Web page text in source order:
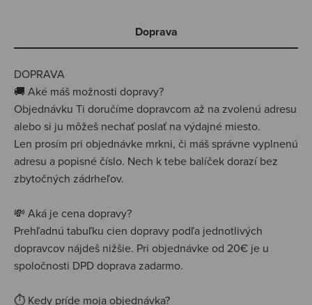
Doprava
DOPRAVA
🚚 Aké máš možnosti dopravy?
Objednávku Ti doručíme dopravcom až na zvolenú adresu
alebo si ju môžeš nechať poslať na výdajné miesto.
Len prosím pri objednávke mrkni, či máš správne vyplnenú
adresu a popisné číslo. Nech k tebe balíček dorazí bez
zbytočných zádrheľov.
💸 Aká je cena dopravy?
Prehľadnú tabuľku cien dopravy podľa jednotlivých
dopravcov nájdeš nižšie. Pri objednávke od 20€ je u
spoločnosti DPD doprava zadarmo.
⏱️ Kedy príde moja objednávka?